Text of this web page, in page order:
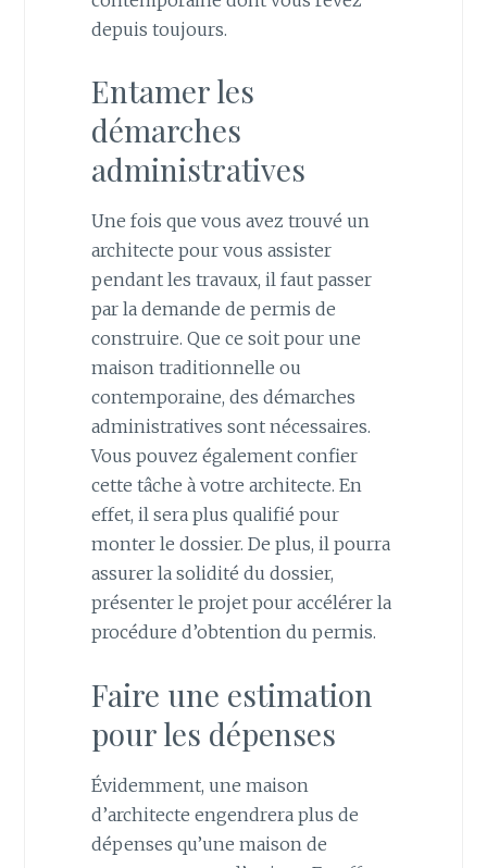
depuis toujours.
Entamer les
démarches
administratives
Une fois que vous avez trouvé un
architecte pour vous assister
pendant les travaux, il faut passer
par la demande de permis de
construire. Que ce soit pour une
maison traditionnelle ou
contemporaine, des démarches
administratives sont nécessaires.
Vous pouvez également confier
cette tâche à votre architecte. En
effet, il sera plus qualifié pour
monter le dossier. De plus, il pourra
assurer la solidité du dossier,
présenter le projet pour accélérer la
procédure d’obtention du permis.
Faire une estimation
pour les dépenses
Évidemment, une maison
d’architecte engendrera plus de
dépenses qu’une maison de